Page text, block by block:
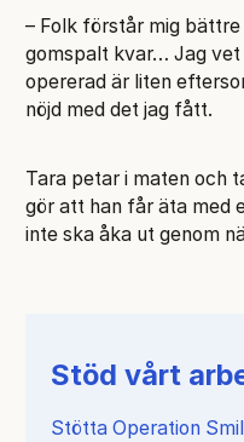
– Folk förstår mig bättre
gomspalt kvar… Jag
opererad är liten
nöjd med det jag fått.
Tara petar i maten och
gör att han får äta med
inte ska åka ut genom
Stöd vårt
Stötta Operation